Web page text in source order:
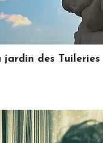
jardin des Tuileries